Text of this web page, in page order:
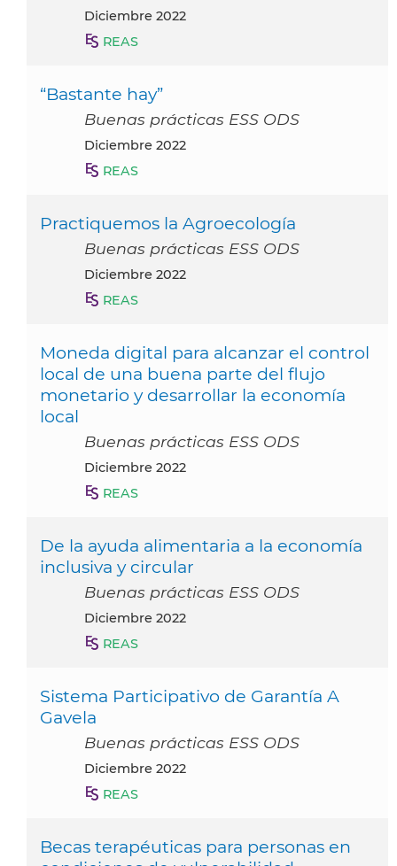
diciembre 2022
REAS
“Bastante hay”
Buenas prácticas ESS ODS
diciembre 2022
REAS
Practiquemos la Agroecología
Buenas prácticas ESS ODS
diciembre 2022
REAS
Moneda digital para alcanzar el control
local de una buena parte del flujo
monetario y desarrollar la economía
local
Buenas prácticas ESS ODS
diciembre 2022
REAS
De la ayuda alimentaria a la economía
inclusiva y circular
Buenas prácticas ESS ODS
diciembre 2022
REAS
Sistema Participativo de Garantía A
Gavela
Buenas prácticas ESS ODS
diciembre 2022
REAS
Becas terapéuticas para personas en